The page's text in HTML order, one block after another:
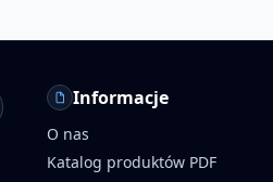
Informacje
O nas
Katalog produktów PDF